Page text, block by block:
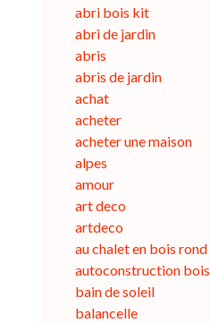
abri bois kit
abri de jardin
abris
abris de jardin
achat
acheter
acheter une maison
alpes
amour
art deco
artdeco
au chalet en bois rond
autoconstruction bois
bain de soleil
balancelle